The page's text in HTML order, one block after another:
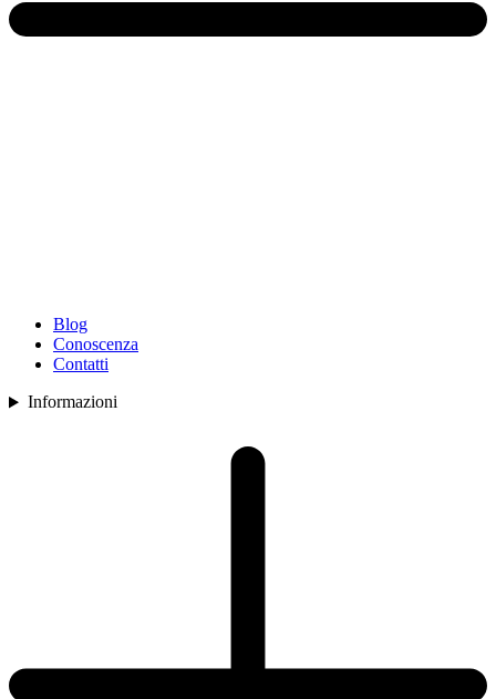
Blog
Conoscenza
Contatti
Informazioni